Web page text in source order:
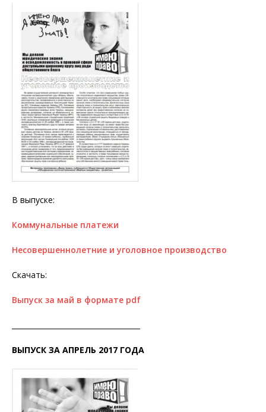
В выпуске:
Коммунальные платежи
Несовершеннолетние и уголовное производство
Скачать:
Выпуск за май в формате pdf
ВЫПУСК ЗА АПРЕЛЬ 2017 ГОДА